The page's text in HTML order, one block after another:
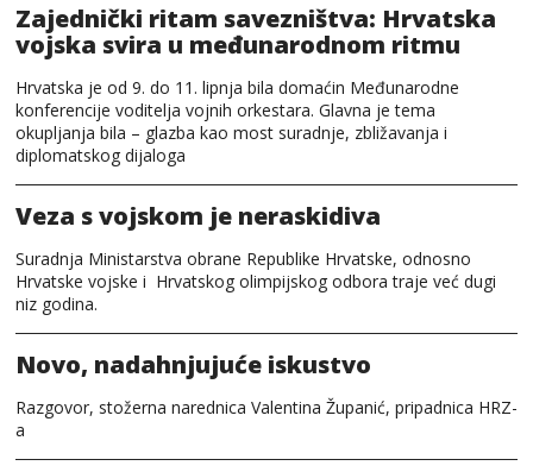
Zajednički ritam savezništva: Hrvatska
vojska svira u međunarodnom ritmu
Hrvatska je od 9. do 11. lipnja bila domaćin Međunarodne
konferencije voditelja vojnih orkestara. Glavna je tema
okupljanja bila – glazba kao most suradnje, zbližavanja i
diplomatskog dijaloga
Veza s vojskom je neraskidiva
Suradnja Ministarstva obrane Republike Hrvatske, odnosno
Hrvatske vojske i Hrvatskog olimpijskog odbora traje već dugi
niz godina.
Novo, nadahnjujuće iskustvo
Razgovor, stožerna narednica Valentina Županić, pripadnica HRZ-
a